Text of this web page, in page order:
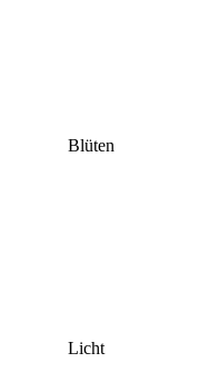
Blüten
Licht